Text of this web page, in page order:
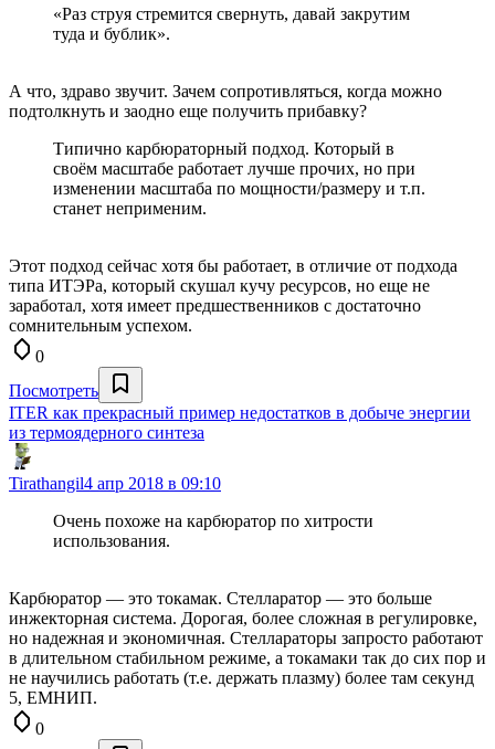
«Раз струя стремится свернуть, давай закрутим
туда и бублик».
А что, здраво звучит. Зачем сопротивляться, когда можно
подтолкнуть и заодно еще получить прибавку?
Типично карбюраторный подход. Который в
своём масштабе работает лучше прочих, но при
изменении масштаба по мощности/размеру и т.п.
станет неприменим.
Этот подход сейчас хотя бы работает, в отличие от подхода
типа ИТЭРа, который скушал кучу ресурсов, но еще не
заработал, хотя имеет предшественников с достаточно
сомнительным успехом.
0
Посмотреть
ITER как прекрасный пример недостатков в добыче энергии
из термоядерного синтеза
Tirathangil4 апр 2018 в 09:10
Очень похоже на карбюратор по хитрости
использования.
Карбюратор — это токамак. Стелларатор — это больше
инжекторная система. Дорогая, более сложная в регулировке,
но надежная и экономичная. Стеллараторы запросто работают
в длительном стабильном режиме, а токамаки так до сих пор и
не научились работать (т.е. держать плазму) более там секунд
5, ЕМНИП.
0